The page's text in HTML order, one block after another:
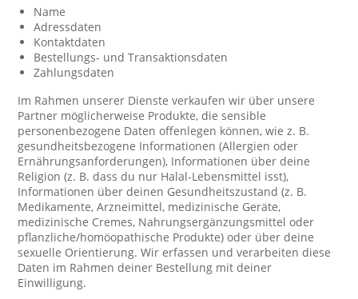
Name
Adressdaten
Kontaktdaten
Bestellungs- und Transaktionsdaten
Zahlungsdaten
Im Rahmen unserer Dienste verkaufen wir über unsere
Partner möglicherweise Produkte, die sensible
personenbezogene Daten offenlegen können, wie z. B.
gesundheitsbezogene Informationen (Allergien oder
Ernährungsanforderungen), Informationen über deine
Religion (z. B. dass du nur Halal-Lebensmittel isst),
Informationen über deinen Gesundheitszustand (z. B.
Medikamente, Arzneimittel, medizinische Geräte,
medizinische Cremes, Nahrungsergänzungsmittel oder
pflanzliche/homöopathische Produkte) oder über deine
sexuelle Orientierung. Wir erfassen und verarbeiten diese
Daten im Rahmen deiner Bestellung mit deiner
Einwilligung.